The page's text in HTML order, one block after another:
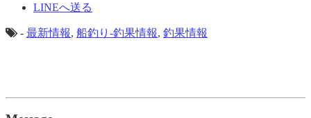
LINEへ送る
- 最新情報, 船釣り-釣果情報, 釣果情報